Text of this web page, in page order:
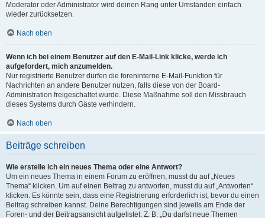
Moderator oder Administrator wird deinen Rang unter Umständen einfach
wieder zurücksetzen.
Nach oben
Wenn ich bei einem Benutzer auf den E-Mail-Link klicke, werde ich
aufgefordert, mich anzumelden.
Nur registrierte Benutzer dürfen die foreninterne E-Mail-Funktion für
Nachrichten an andere Benutzer nutzen, falls diese von der Board-
Administration freigeschaltet wurde. Diese Maßnahme soll den Missbrauch
dieses Systems durch Gäste verhindern.
Nach oben
Beiträge schreiben
Wie erstelle ich ein neues Thema oder eine Antwort?
Um ein neues Thema in einem Forum zu eröffnen, musst du auf „Neues
Thema“ klicken. Um auf einen Beitrag zu antworten, musst du auf „Antworten“
klicken. Es könnte sein, dass eine Registrierung erforderlich ist, bevor du einen
Beitrag schreiben kannst. Deine Berechtigungen sind jeweils am Ende der
Foren- und der Beitragsansicht aufgelistet. Z. B. „Du darfst neue Themen